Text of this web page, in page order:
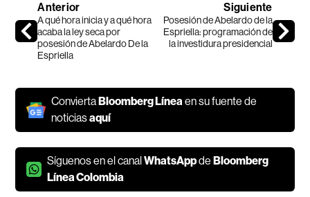
Anterior
A qué hora inicia y a qué hora
acaba la ley seca por
posesión de Abelardo De la
Espriella
Siguiente
Posesión de Abelardo de la
Espriella: programación de
la investidura presidencial
Convierta Bloomberg Líneaen su fuente de
noticiasaquí
Síguenos en el canalWhatsAppde Bloomberg
Línea Colombia